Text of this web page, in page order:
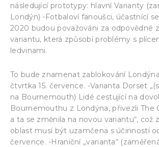
následující prototypy: hlavní Varianty
Londýn) -Fotbaloví fanoušci, účastnící
2020 budou považováni za odpovědné
variantu, která způsobí problémy s
ledvinami.
To bude znamenat zablokování
čtvrtka 15. července. -Varianta Dorset
na Bournemouth) Lidé cestující na
Bournemouthu z Londýna, přivezli The
a ta se změnila na novou variantu“, což
oblast musí být uzamčena s účinností
července. -Hraniční „varianta“